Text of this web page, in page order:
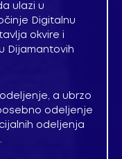
ulazi u
Digitalnu
okvire i
Dijamantovih
odeljenje, a ubrzo
odeljenje
odeljenja